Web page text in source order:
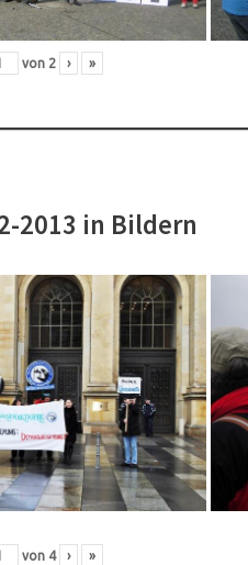
von 2 › »
2013 in Bildern
von 4 › »